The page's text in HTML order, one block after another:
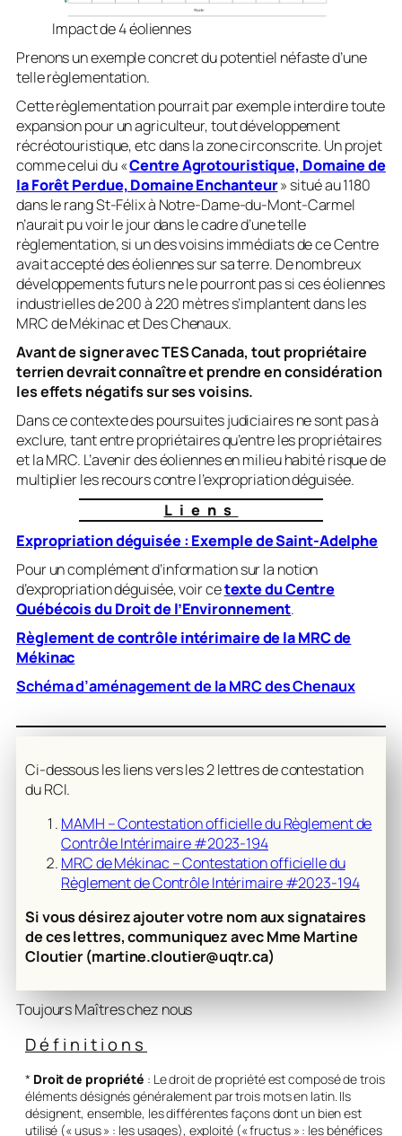
Impact de 4 éoliennes
Prenons un exemple concret du potentiel néfaste d’une
telle règlementation.
Cette règlementation pourrait par exemple interdire toute
expansion pour un agriculteur, tout développement
récréotouristique, etc dans la zone circonscrite. Un projet
comme celui du «Centre Agrotouristique, Domaine de
la Forêt Perdue, Domaine Enchanteur» situé au 1180
dans le rang St-Félix à Notre-Dame-du-Mont-Carmel
n’aurait pu voir le jour dans le cadre d’une telle
règlementation, si un des voisins immédiats de ce Centre
avait accepté des éoliennes sur sa terre. De nombreux
développements futurs ne le pourront pas si ces éoliennes
industrielles de 200 à 220 mètres s’implantent dans les
MRC de Mékinac et Des Chenaux.
Avant de signer avec TES Canada, tout propriétaire
terrien devrait connaître et prendre en considération
les effets négatifs sur ses voisins.
Dans ce contexte des poursuites judiciaires ne sont pas à
exclure, tant entre propriétaires qu’entre les propriétaires
et la MRC. L’avenir des éoliennes en milieu habité risque de
multiplier les recours contre l’expropriation déguisée.
Liens
Expropriation déguisée : Exemple de Saint-Adelphe
Pour un complément d’information sur la notion
d’expropriation déguisée, voir cetexte du Centre
Québécois du Droit de l’Environnement.
Règlement de contrôle intérimaire de la MRC de
Mékinac
Schéma d’aménagement de la MRC des Chenaux
Ci-dessous les liens vers les 2 lettres de contestation
du RCI.
MAMH – Contestation officielle du Règlement de
Contrôle Intérimaire #2023-194
MRC de Mékinac – Contestation officielle du
Règlement de Contrôle Intérimaire #2023-194
Si vous désirez ajouter votre nom aux signataires
de ces lettres, communiquez avec Mme Martine
Cloutier (martine.cloutier@uqtr.ca)
Toujours Maîtres chez nous
Définitions
* Droit de propriété : Le droit de propriété est composé de trois
éléments désignés généralement par trois mots en latin. Ils
désignent, ensemble, les différentes façons dont un bien est
utilisé (« usus » : les usages), exploité (« fructus » : les bénéfices